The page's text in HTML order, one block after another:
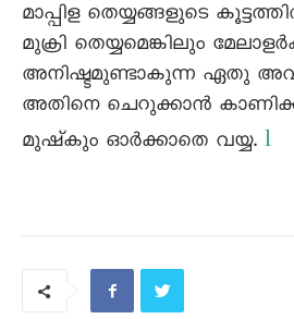
മാപ്പിള തെയ്യങ്ങളുടെ
മുക്രി തെയ്യമെങ്കിലും
അനിഷ്ടമുണ്ടാകുന്ന ഏതു
അതിനെ ചെറുക്കാൻ
മുഷ്‌കും ഓർക്കാതെ വയ്യ. l